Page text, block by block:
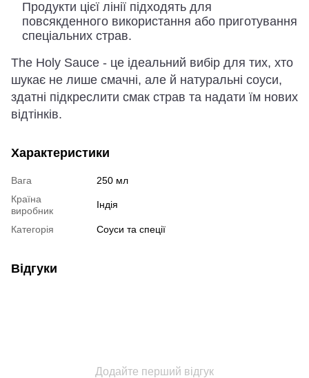
Продукти цієї лінії підходять для
повсякденного використання або приготування
спеціальних страв.
The Holy Sauce - це ідеальний вибір для тих, хто
шукає не лише смачні, але й натуральні соуси,
здатні підкреслити смак страв та надати їм нових
відтінків.
Характеристики
Вага
250 мл
Країна
виробник
Індія
Категорія Соуси та спеції
Відгуки
Додайте перший відгук